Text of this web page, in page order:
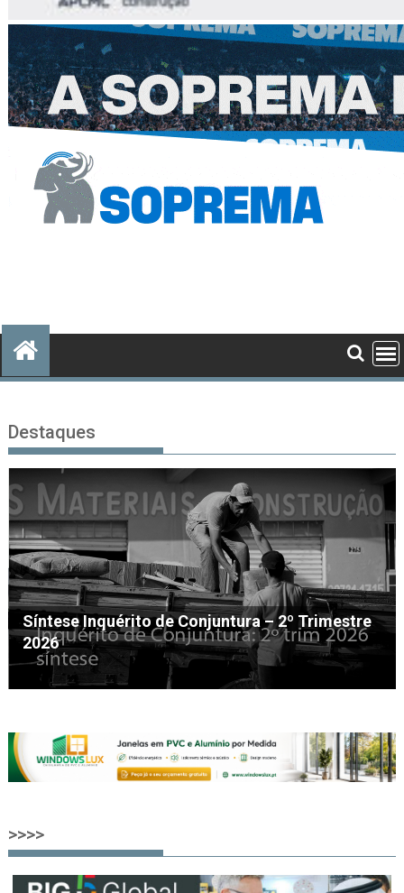
Destaques
Entrada em vigor da regulamentação do Lobby
– Lei n.º 5-A/2026, de 28 de Janeiro
>>>>